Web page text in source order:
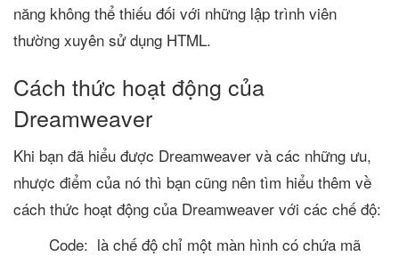
năng không thể thiếu đối với những lập trình viên
thường xuyên sử dụng HTML.
Cách thức hoạt động của
Dreamweaver
Khi bạn đã hiểu được Dreamweaver và các những ưu,
nhược điểm của nó thì bạn cũng nên tìm hiểu thêm về
cách thức hoạt động của Dreamweaver với các chế độ:
Code: là chế độ chỉ một màn hình có chứa mã